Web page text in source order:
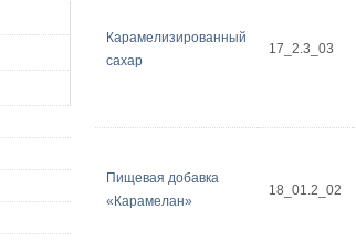
Карамелизированный
сахар
17_2.3_03
Пищевая добавка
«Карамелан»
18_01.2_02